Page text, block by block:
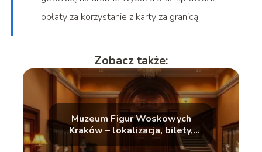
opłaty za korzystanie z karty za granicą.
Zobacz także:
Muzeum Figur Woskowych
Kraków – lokalizacja, bilety,